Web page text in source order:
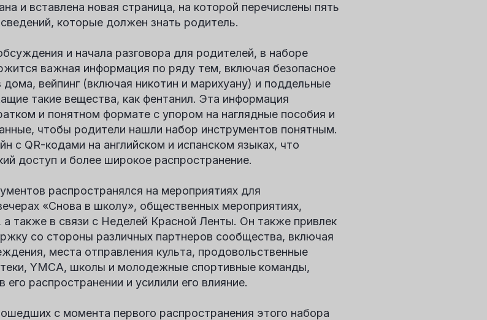
и вставлена новая страница, на которой перечислены пять
которые должен знать родитель.
и начала разговора для родителей, в наборе
важная информация по ряду тем, включая безопасное
дома, вейпинг (включая никотин и марихуану) и поддельные
такие вещества, как фентанил. Эта информация
и понятном формате с упором на наглядные пособия и
чтобы родители нашли набор инструментов понятным.
с QR-кодами на английском и испанском языках, что
доступ и более широкое распространение.
распространялся на мероприятиях для
«Снова в школу», общественных мероприятиях,
а также в связи с Неделей Красной Ленты. Он также привлек
со стороны различных партнеров сообщества, включая
места отправления культа, продовольственные
YMCA, школы и молодежные спортивные команды,
его распространении и усилили его влияние.
с момента первого распространения этого набора